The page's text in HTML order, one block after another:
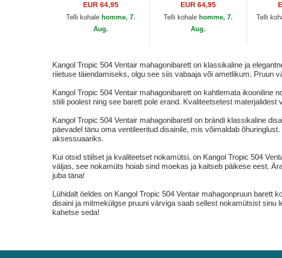
EUR 64,95
Telli kohale homme, 7.
Aug.
EUR 64,95
Telli kohale homme, 7.
Aug.
Telli
Kangol Tropic 504 Ventair mahagonibarett on klassikaline ja
riietuse täiendamiseks, olgu see siis vabaaja või ametlikum. Pruun
Kangol Tropic 504 Ventair mahagonibarett on kahtlemata ikooniline
stiili poolest ning see barett pole erand. Kvaliteetsetest
Kangol Tropic 504 Ventair mahagonibaretil on brändi klassikaline
päevadel tänu oma ventileeritud disainile, mis võimaldab
aksessuaariks.
Kui otsid stiilset ja kvaliteetset nokamütsi, on Kangol Tropic 504
väljas, see nokamüts hoiab sind moekas ja kaitseb päikese eest.
juba täna!
Lühidalt öeldes on Kangol Tropic 504 Ventair mahagonpruun
disaini ja mitmekülgse pruuni värviga saab sellest nokamütsist
kahetse seda!